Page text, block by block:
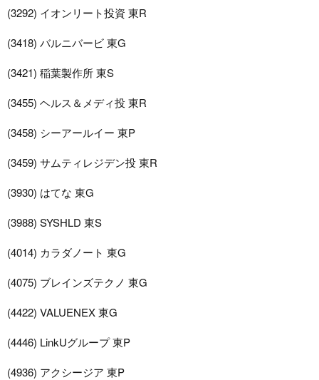
(3292) イオンリート投資 東R
(3418) バルニバービ 東G
(3421) 稲葉製作所 東S
(3455) ヘルス＆メディ投 東R
(3458) シーアールイー 東P
(3459) サムティレジデン投 東R
(3930) はてな 東G
(3988) SYSHLD 東S
(4014) カラダノート 東G
(4075) ブレインズテクノ 東G
(4422) VALUENEX 東G
(4446) LinkUグループ 東P
(4936) アクシージア 東P